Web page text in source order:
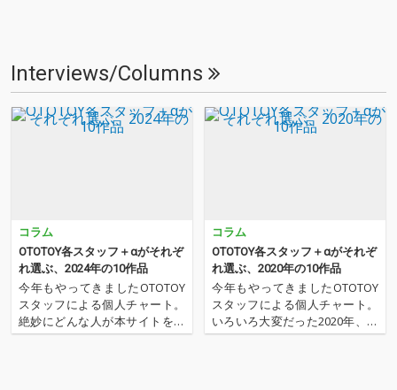
Interviews/Columns
コラム
OTOTOY各スタッフ＋αがそれぞ
れ選ぶ、2024年の10作品
今年もやってきましたOTOTOY
スタッフによる個人チャート。
絶妙にどんな人が本サイトを運
営しているのか？ そんな自己
コラム
OTOTOY各スタッフ＋αがそれぞ
れ選ぶ、2020年の10作品
今年もやってきましたOTOTOY
スタッフによる個人チャート。
いろいろ大変だった2020年、な
にを聴いてOTOTOYを作ってい